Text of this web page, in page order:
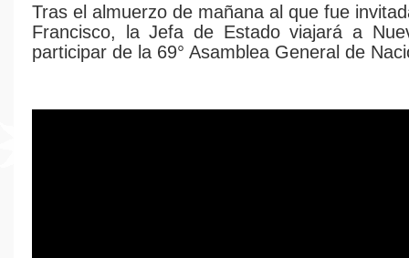
Tras el almuerzo de mañana al que fue
Francisco, la Jefa de Estado viajará a
participar de la 69° Asamblea General de